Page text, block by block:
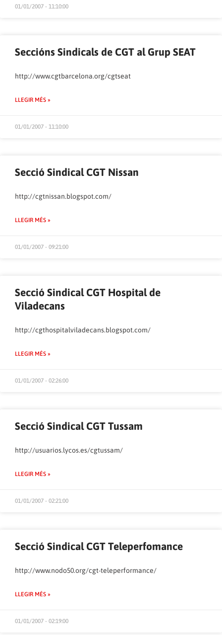
01/01/2007 - 11:10:00
Seccións Sindicals de CGT al Grup SEAT
http://www.cgtbarcelona.org/cgtseat
LLEGIR MÉS »
01/01/2007 - 11:10:00
Secció Sindical CGT Nissan
http://cgtnissan.blogspot.com/
LLEGIR MÉS »
01/01/2007 - 09:21:00
Secció Sindical CGT Hospital de
Viladecans
http://cgthospitalviladecans.blogspot.com/
LLEGIR MÉS »
01/01/2007 - 02:26:00
Secció Sindical CGT Tussam
http://usuarios.lycos.es/cgtussam/
LLEGIR MÉS »
01/01/2007 - 02:21:00
Secció Sindical CGT Teleperfomance
http://www.nodo50.org/cgt-teleperformance/
LLEGIR MÉS »
01/01/2007 - 02:19:00